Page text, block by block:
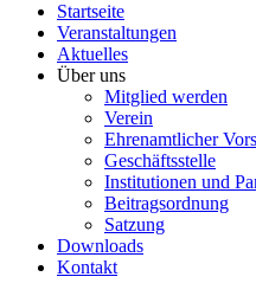
Startseite
Veranstaltungen
Aktuelles
Über uns
Mitglied werden
Verein
Ehrenamtlicher
Geschäftsstelle
Institutionen und
Beitragsordnung
Satzung
Downloads
Kontakt